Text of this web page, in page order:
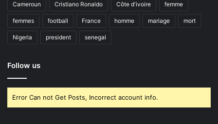
Cameroun Cristiano Ronaldo Côte d'ivoire femme
femmes football France homme mariage mort
Nigeria president senegal
Follow us
Error Can not Get Posts, Incorrect account info.